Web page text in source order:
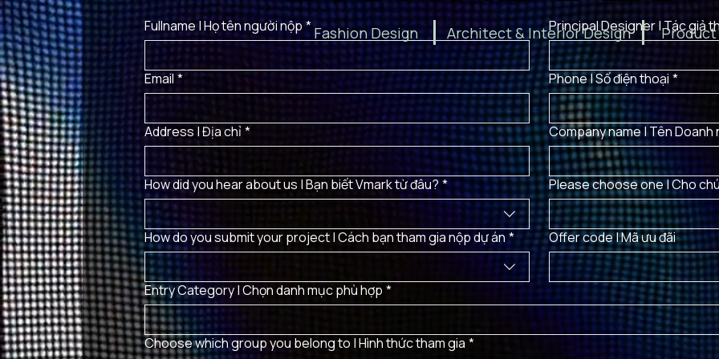
Fullname | Họ tên người nộp * Principal Designer
Email * Phone | Số điện thoại *
Address | Địa chỉ * Company name | Tên Doanh
How did you hear about us | Bạn biết Vmark từ đâu?* Please choose one | Cho
How do you submit your project | Cách bạn tham gia nộp dự án * Offer code | Mã ưu đãi
Entry Category | Chọn danh mục phù hợp *
Choose which group you belong to | Hình thức tham gia *
Fashion Design Architect & Interior Design Product